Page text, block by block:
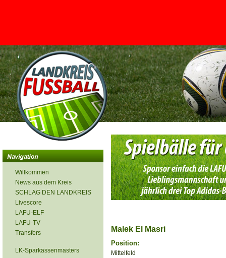
<
Willkommen
News aus dem Kreis
SCHLAG DEN LANDKREIS
Livescore
LAFU-ELF
LAFU-TV
Transfers
LK-Sparkassenmasters
Malek El Masri
Position:
Mittelfeld